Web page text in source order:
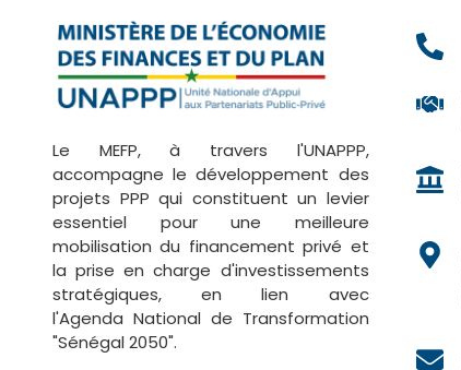
Le MEFP, à travers l'UNAPPP,
accompagne le développement des
projets PPP qui constituent un levier
essentiel pour une meilleure
mobilisation du financement privé et
la prise en charge d'investissements
stratégiques, en lien avec
l'Agenda National de Transformation
"Sénégal 2050".